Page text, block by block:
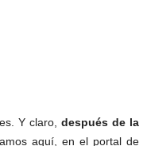
Y claro,después de la
aquí, en el portal de